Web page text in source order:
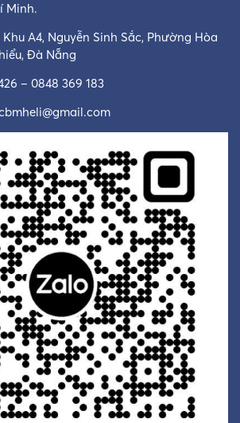
Minh.
A4, Nguyễn Sinh Sắc, Phường Hòa
Đà Nẵng
– 0848 369 183